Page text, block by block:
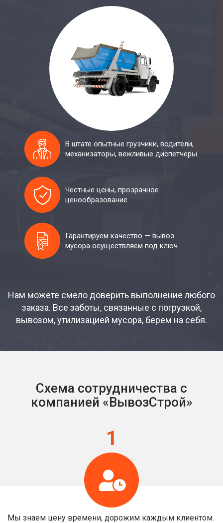
В штате опытные грузчики, водители,
механизаторы, вежливые диспетчеры.
Честные цены, прозрачное
ценообразование.
Гарантируем качество — вывоз
мусора осуществляем под ключ.
Нам можете смело доверить выполнение любого
заказа. Все заботы, связанные с погрузкой,
вывозом, утилизацией мусора, берем на себя.
Схема сотрудничества с
компанией «ВывозСтрой»
Мы знаем цену времени, дорожим каждым клиентом.
1